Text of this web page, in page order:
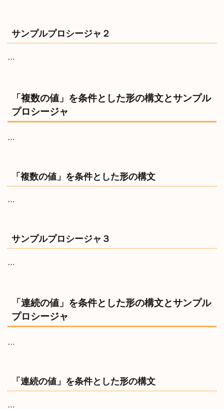
サンプルプロシージャ２
…
「複数の値」を条件とした形の構文とサンプル
プロシージャ
…
「複数の値」を条件とした形の構文
…
サンプルプロシージャ３
…
「連続の値」を条件とした形の構文とサンプル
プロシージャ
…
「連続の値」を条件とした形の構文
…